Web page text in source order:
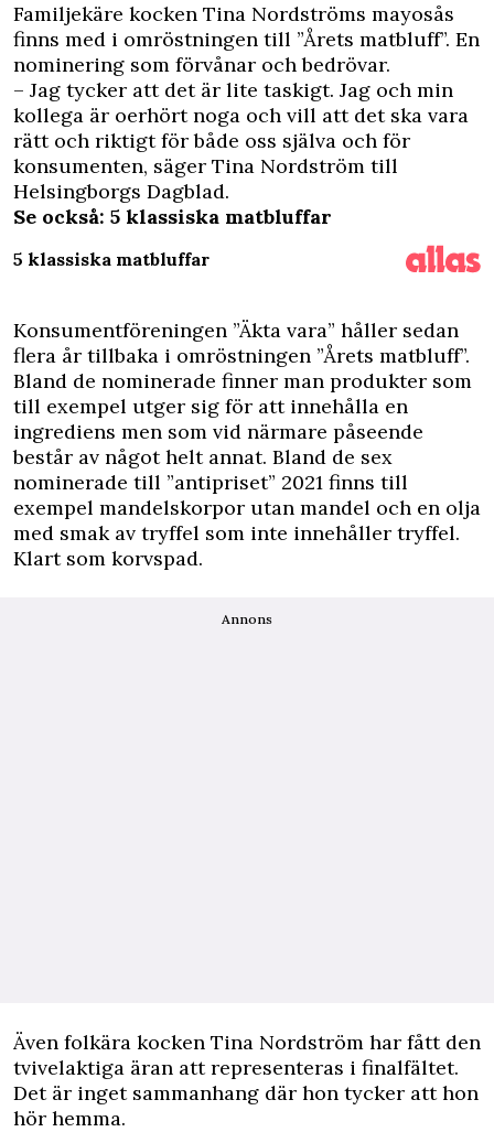
Familjekäre kocken Tina Nordströms mayosås
finns med i omröstningen till ”Årets matbluff”. En
nominering som förvånar och bedrövar.
– Jag tycker att det är lite taskigt. Jag och min
kollega är oerhört noga och vill att det ska vara
rätt och riktigt för både oss själva och för
konsumenten, säger Tina Nordström till
Helsingborgs Dagblad.
Se också: 5 klassiska matbluffar
5 klassiska matbluffar
Konsumentföreningen ”Äkta vara” håller sedan
flera år tillbaka i omröstningen ”Årets matbluff”.
Bland de nominerade finner man produkter som
till exempel utger sig för att innehålla en
ingrediens men som vid närmare påseende
består av något helt annat. Bland de sex
nominerade till ”antipriset” 2021 finns till
exempel mandelskorpor utan mandel och en olja
med smak av tryffel som inte innehåller tryffel.
Klart som korvspad.
Annons
Även folkära kocken Tina Nordström har fått den
tvivelaktiga äran att representeras i finalfältet.
Det är inget sammanhang där hon tycker att hon
hör hemma.